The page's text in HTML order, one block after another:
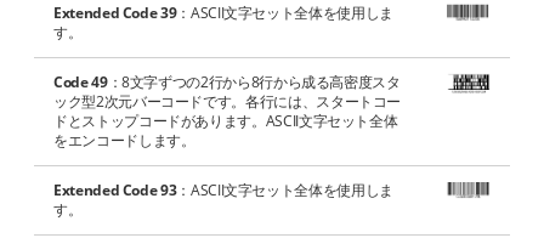
Extended Code 39：ASCII文字セット全体を使用しま
す。
Code 49：8文字ずつの2行から8行から成る高密度スタ
ック型2次元バーコードです。各行には、スタートコー
ドとストップコードがあります。ASCII文字セット全体
をエンコードします。
Extended Code 93：ASCII文字セット全体を使用しま
す。